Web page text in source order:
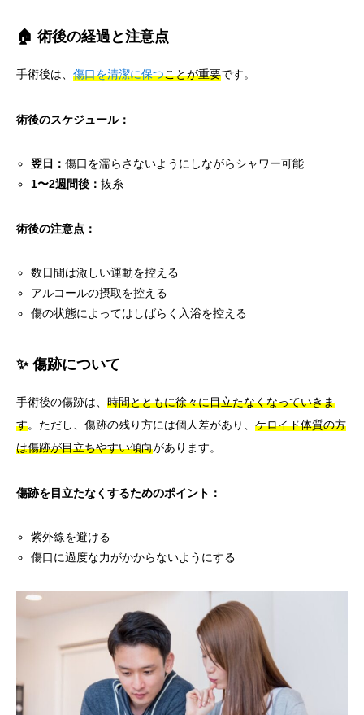
🏠 術後の経過と注意点
手術後は、 傷口を清潔に保つことが重要です。
術後のスケジュール：
翌日：傷口を濡らさないようにしながらシャワー可能
1〜2週間後：抜糸
術後の注意点：
数日間は激しい運動を控える
アルコールの摂取を控える
傷の状態によってはしばらく入浴を控える
✨ 傷跡について
手術後の傷跡は、 時間とともに徐々に目立たなくなっていきま
す。ただし、傷跡の残り方には個人差があり、 ケロイド体質の方
は傷跡が目立ちやすい傾向があります。
傷跡を目立たなくするためのポイント：
紫外線を避ける
傷口に過度な力がかからないようにする